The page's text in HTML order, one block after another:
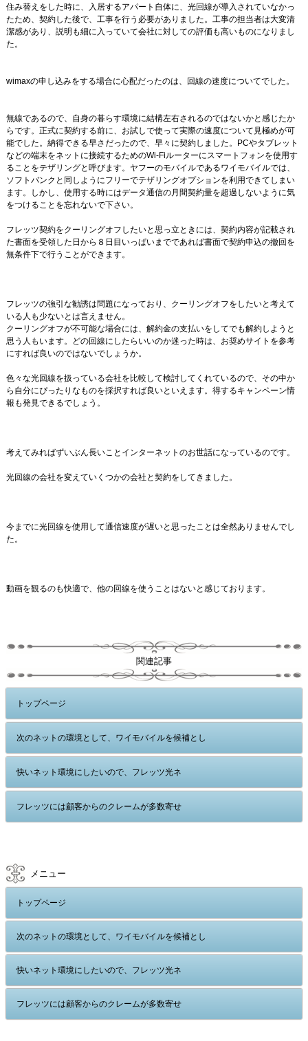
住み替えをした時に、入居するアパート自体に、光回線が導入されていなかっ
たため、契約した後で、工事を行う必要がありました。工事の担当者は大変清
潔感があり、説明も細に入っていて会社に対しての評価も高いものになりまし
た。
wimaxの申し込みをする場合に心配だったのは、回線の速度についてでした。
無線であるので、自身の暮らす環境に結構左右されるのではないかと感じたか
らです。正式に契約する前に、お試しで使って実際の速度について見極めが可
能でした。納得できる早さだったので、早々に契約しました。PCやタブレット
などの端末をネットに接続するためのWi-Fiルーターにスマートフォンを使用す
ることをテザリングと呼びます。ヤフーのモバイルであるワイモバイルでは、
ソフトバンクと同しようにフリーでテザリングオプションを利用できてしまい
ます。しかし、使用する時にはデータ通信の月間契約量を超過しないように気
をつけることを忘れないで下さい。
フレッツ契約をクーリングオフしたいと思っ立ときには、契約内容が記載され
た書面を受領した日から８日目いっぱいまでであれば書面で契約申込の撤回を
無条件下で行うことができます。
フレッツの強引な勧誘は問題になっており、クーリングオフをしたいと考えて
いる人も少ないとは言えません。
クーリングオフが不可能な場合には、解約金の支払いをしてでも解約しようと
思う人もいます。どの回線にしたらいいのか迷った時は、お奨めサイトを参考
にすれば良いのではないでしょうか。
色々な光回線を扱っている会社を比較して検討してくれているので、その中か
ら自分にぴったりなものを採択すれば良いといえます。得するキャンペーン情
報も発見できるでしょう。
考えてみればずいぶん長いことインターネットのお世話になっているのです。
光回線の会社を変えていくつかの会社と契約をしてきました。
今までに光回線を使用して通信速度が遅いと思ったことは全然ありませんでし
た。
動画を観るのも快適で、他の回線を使うことはないと感じております。
関連記事
トップページ
次のネットの環境として、ワイモバイルを候補とし
快いネット環境にしたいので、フレッツ光ネ
フレッツには顧客からのクレームが多数寄せ
メニュー
トップページ
次のネットの環境として、ワイモバイルを候補とし
快いネット環境にしたいので、フレッツ光ネ
フレッツには顧客からのクレームが多数寄せ